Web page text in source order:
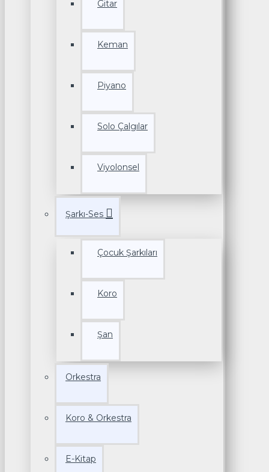
Gitar
Keman
Piyano
Solo Çalgılar
Viyolonsel
Şarkı-Ses
Çocuk Şarkıları
Koro
Şan
Orkestra
Koro & Orkestra
E-Kitap